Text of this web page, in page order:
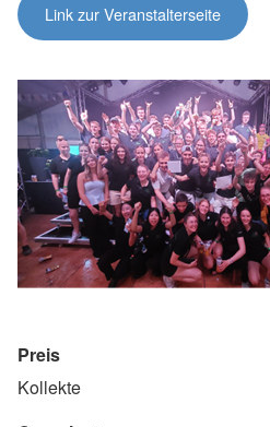
Link zur Veranstalterseite
Preis
Kollekte